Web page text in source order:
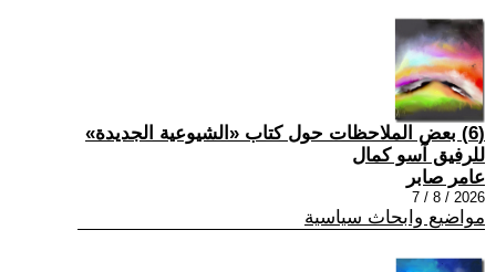
(6) بعض الملاحظات حول كتاب «الشيوعية الجديدة»
للرفيق آسو كمال
عامر صابر
2026 / 8 / 7
مواضيع وابحاث سياسية